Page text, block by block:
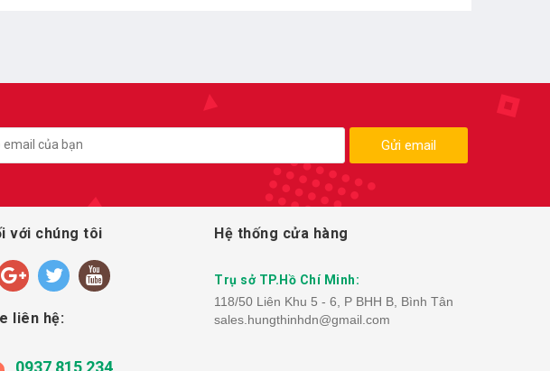
Gửi email
với chúng tôi
liên hệ:
Hệ thống cửa hàng
Trụ sở TP.Hồ Chí Minh:
118/50 Liên Khu 5 - 6, P BHH B, Bình Tân
sales.hungthinhdn@gmail.com